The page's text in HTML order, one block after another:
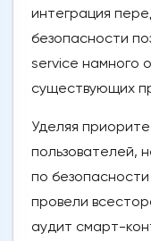
интеграция
безопасности
service намного
существующих
Уделяя
пользователей,
по
провели
аудит смарт-